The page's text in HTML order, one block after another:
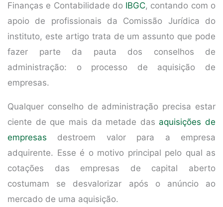
Finanças e Contabilidade do IBGC, contando com o
apoio de profissionais da Comissão Jurídica do
instituto, este artigo trata de um assunto que pode
fazer parte da pauta dos conselhos de
administração: o processo de aquisição de
empresas.
Qualquer conselho de administração precisa estar
ciente de que mais da metade das aquisições de
empresas destroem valor para a empresa
adquirente. Esse é o motivo principal pelo qual as
cotações das empresas de capital aberto
costumam se desvalorizar após o anúncio ao
mercado de uma aquisição.